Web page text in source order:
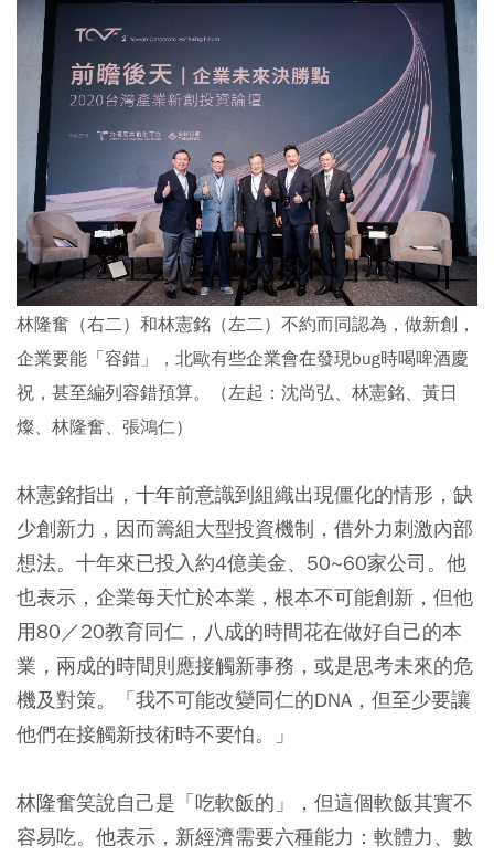
林隆奮（右二）和林憲銘（左二）不約而同認為，做新創，
企業要能「容錯」，北歐有些企業會在發現bug時喝啤酒慶
祝，甚至編列容錯預算。（左起：沈尚弘、林憲銘、黃日
燦、林隆奮、張鴻仁）
林憲銘指出，十年前意識到組織出現僵化的情形，缺
少創新力，因而籌組大型投資機制，借外力刺激內部
想法。十年來已投入約4億美金、50~60家公司。他
也表示，企業每天忙於本業，根本不可能創新，但他
用80／20教育同仁，八成的時間花在做好自己的本
業，兩成的時間則應接觸新事務，或是思考未來的危
機及對策。「我不可能改變同仁的DNA，但至少要讓
他們在接觸新技術時不要怕。」
林隆奮笑說自己是「吃軟飯的」，但這個軟飯其實不
容易吃。他表示，新經濟需要六種能力：軟體力、數